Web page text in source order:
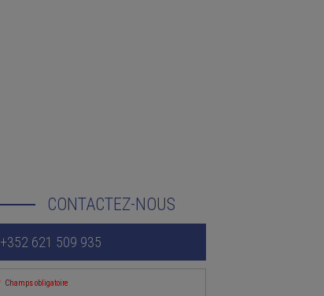
CONTACTEZ-NOUS
+352 621 509 935
Champs obligatoire